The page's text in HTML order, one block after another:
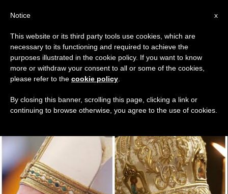
GIORNO
Febbraio 5th, 2016
ULTIME NOTIZIE
x
Notice
This website or its third party tools use cookies, which are
necessary to its functioning and required to achieve the
purposes illustrated in the cookie policy. If you want to know
more or withdraw your consent to all or some of the cookies,
please refer to the cookie policy
By closing this banner, scrolling this page, clicking a link or
continuing to browse otherwise, you agree to the use of cookies.